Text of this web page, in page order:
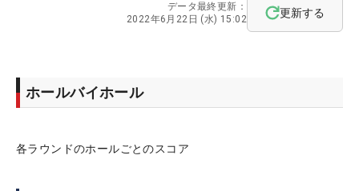
データ最終更新：
2022年6月22日 (水) 15:02
更新する
ホールバイホール
各ラウンドのホールごとのスコア